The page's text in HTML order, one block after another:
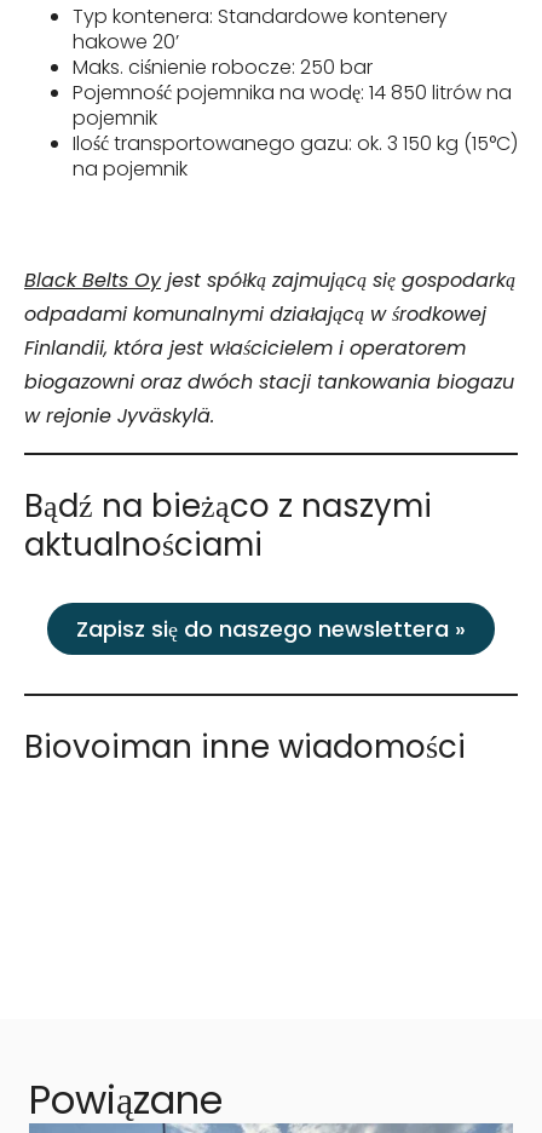
Typ kontenera: Standardowe kontenery
hakowe 20’
Maks. ciśnienie robocze: 250 bar
Pojemność pojemnika na wodę: 14 850 litrów na
pojemnik
Ilość transportowanego gazu: ok. 3 150 kg (15°C)
na pojemnik
Black Belts Oyjest spółką zajmującą się gospodarką
odpadami komunalnymi działającą w środkowej
Finlandii, która jest właścicielem i operatorem
biogazowni oraz dwóch stacji tankowania biogazu
w rejonie Jyväskylä.
Bądź na bieżąco z naszymi
aktualnościami
Zapisz się do naszego newslettera »
Biovoiman inne wiadomości
Powiązane